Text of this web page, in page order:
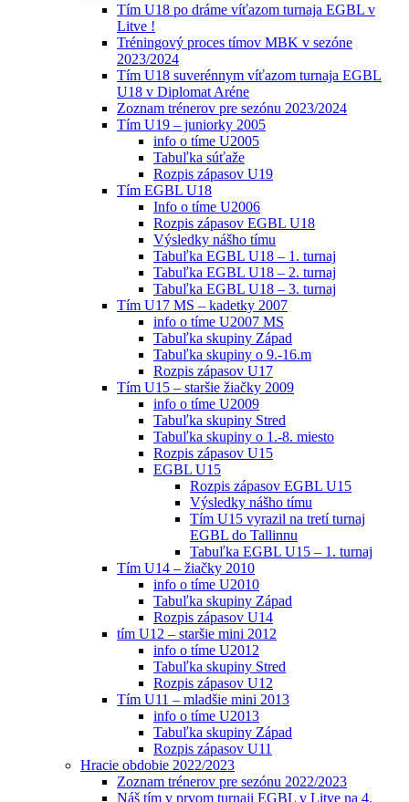
Tím U18 po dráme víťazom turnaja EGBL v
Litve !
Tréningový proces tímov MBK v sezóne
2023/2024
Tím U18 suverénnym víťazom turnaja EGBL
U18 v Diplomat Aréne
Zoznam trénerov pre sezónu 2023/2024
Tím U19 – juniorky 2005
info o tíme U2005
Tabuľka súťaže
Rozpis zápasov U19
Tím EGBL U18
Info o tíme U2006
Rozpis zápasov EGBL U18
Výsledky nášho tímu
Tabuľka EGBL U18 – 1. turnaj
Tabuľka EGBL U18 – 2. turnaj
Tabuľka EGBL U18 – 3. turnaj
Tím U17 MS – kadetky 2007
info o tíme U2007 MS
Tabuľka skupiny Západ
Tabuľka skupiny o 9.-16.m
Rozpis zápasov U17
Tím U15 – staršie žiačky 2009
info o tíme U2009
Tabuľka skupiny Stred
Tabuľka skupiny o 1.-8. miesto
Rozpis zápasov U15
EGBL U15
Rozpis zápasov EGBL U15
Výsledky nášho tímu
Tím U15 vyrazil na tretí turnaj
EGBL do Tallinnu
Tabuľka EGBL U15 – 1. turnaj
Tím U14 – žiačky 2010
info o tíme U2010
Tabuľka skupiny Západ
Rozpis zápasov U14
tím U12 – staršie mini 2012
info o tíme U2012
Tabuľka skupiny Stred
Rozpis zápasov U12
Tím U11 – mladšie mini 2013
info o tíme U2013
Tabuľka skupiny Západ
Rozpis zápasov U11
Hracie obdobie 2022/2023
Zoznam trénerov pre sezónu 2022/2023
Náš tím v prvom turnaji EGBL v Litve na 4.